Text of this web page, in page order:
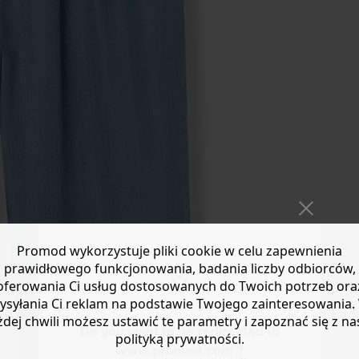
Do you want to be redirected to
www.promod.com ?
Promod wykorzystuje pliki cookie w celu zapewnienia
prawidłowego funkcjonowania, badania liczby odbiorców,
Ci usług dostosowanych do Twoich potrzeb
Ci reklam na podstawie Twojego zainteresowania.
chwili możesz ustawić te parametry i zapoznać się z
polityką prywatności.